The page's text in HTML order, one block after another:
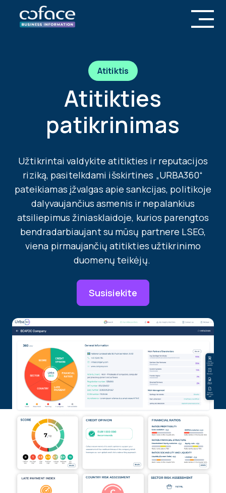
Atitiktis
Atitikties
patikrinimas
Užtikrintai valdykite atitikties ir reputacijos
riziką, pasitelkdami išskirtines „URBA360“
pateikiamas įžvalgas apie sankcijas, politikoje
dalyvaujančius asmenis ir nepalankius
atsiliepimus žiniasklaidoje, kurios parengtos
bendradarbiaujant su mūsų partnere LSEG,
viena pirmaujančių atitikties užtikrinimo
duomenų teikėjų.
Susisiekite